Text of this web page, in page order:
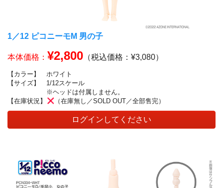
1／12 ピコニーモM 男の子
本体価格： ¥2,800 （税込価格：¥3,080）
【カラー】
ホワイト
【サイズ】
1/12スケール
※ヘッドは付属しません。
【在庫状況】
（在庫無し／SOLD OUT／全部售完）
ログインしてください